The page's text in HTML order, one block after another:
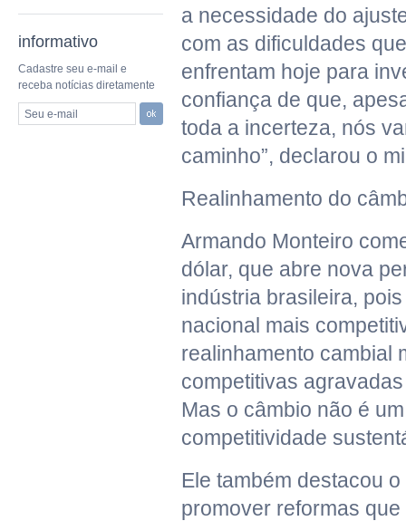
informativo
Cadastre seu e-mail e
receba notícias diretamente
Seu e-mail
a necessidade do
com as dificuldades
enfrentam hoje para
confiança de que,
toda a incerteza, nós
caminho”, declarou o
Realinhamento do
Armando Monteiro
dólar, que abre nova
indústria brasileira,
nacional mais
realinhamento cambial
competitivas
Mas o câmbio não é
competitividade
Ele também destacou
promover reformas